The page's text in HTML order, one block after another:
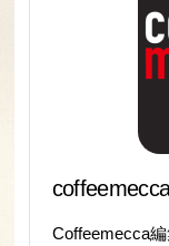
Coffeemecca